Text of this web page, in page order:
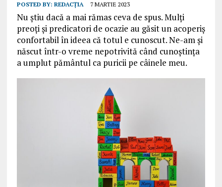
POSTED BY: REDACȚIA 7 MARTIE 2023
Nu știu dacă a mai rămas ceva de spus. Mulți
preoți și predicatori de ocazie au găsit un acoperiș
confortabil în ideea că totul e cunoscut. Ne-am și
născut într-o vreme nepotrivită când cunoștința
a umplut pământul ca puricii pe câinele meu.